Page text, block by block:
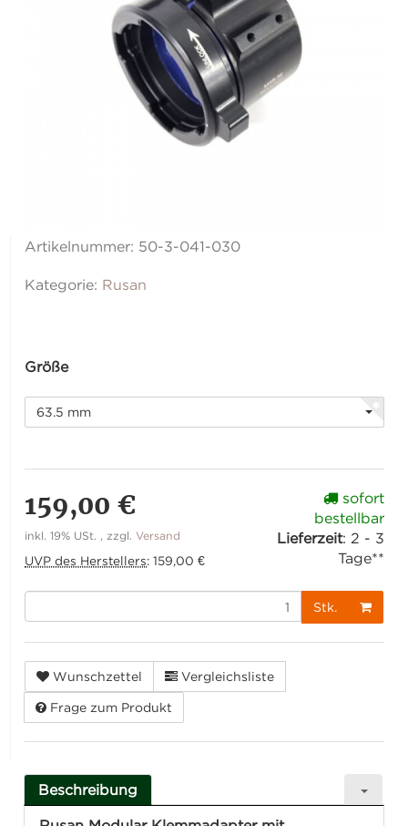
Artikelnummer: 50-3-041-030
Kategorie: Rusan
Größe
63.5 mm
159,00 €
inkl. 19% USt. , zzgl.Versand
UVP des Herstellers:159,00 €
sofort
bestellbar
Lieferzeit: 2 - 3
Tage**
Stk.
Wunschzettel Vergleichsliste
Frage zum Produkt
Beschreibung